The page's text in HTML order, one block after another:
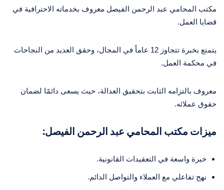
مكتب المحامي عبد الرحمن الفيصل معروف بخدماته الاحترافية في
قضايا العمل.
يتمتع بخبرة تتجاوز 12 عاماً في المجال، وحقق العديد من النجاحات
في محكمة العمل.
معروف بالتزامه الثابت بتحقيق العدالة، حيث يسعى دائمًا لضمان
حقوق عملائه.
ميزات مكتب المحامي عبد الرحمن الفيصل:
خبرة واسعة في التعقيدات القانونية.
نهج تفاعلي مع العملاء والتواصل الدائم.